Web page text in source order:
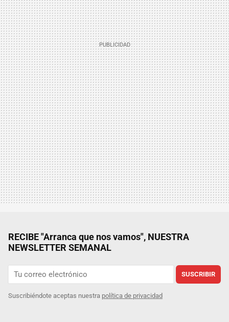
RECIBE "Arranca que nos vamos", NUESTRA
NEWSLETTER SEMANAL
SUSCRIBIR
Suscribiéndote aceptas nuestra política de privacidad